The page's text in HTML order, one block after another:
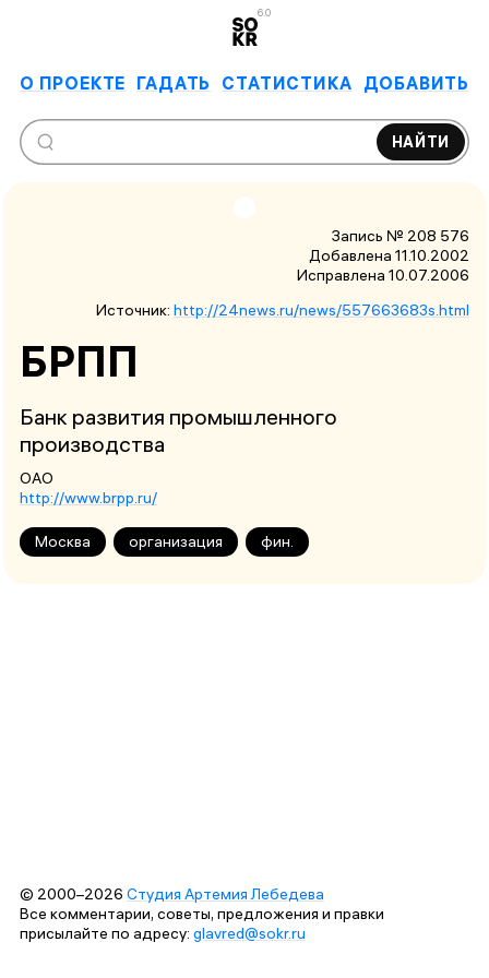
6.0
О ПРОЕКТЕ ГАДАТЬ СТАТИСТИКА ДОБАВИТЬ
НАЙТИ
Запись № 208 576
Добавлена 11.10.2002
Исправлена 10.07.2006
Источник: http://24news.ru/news/557663683s.html
БРПП
Банк развития промышленного
производства
ОАО
http://www.brpp.ru/
Москва организация фин.
© 2000–2026 Студия Артемия Лебедева
Все комментарии, советы, предложения и правки
присылайте по адресу: glavred@sokr.ru